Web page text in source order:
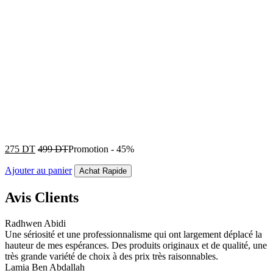
275 DT 499DTPromotion - 45%
Ajouter au panier Achat Rapide
Avis Clients
Radhwen Abidi
Une sériosité et une professionnalisme qui ont largement déplacé la
hauteur de mes espérances. Des produits originaux et de qualité, une
très grande variété de choix à des prix très raisonnables.
Lamia Ben Abdallah